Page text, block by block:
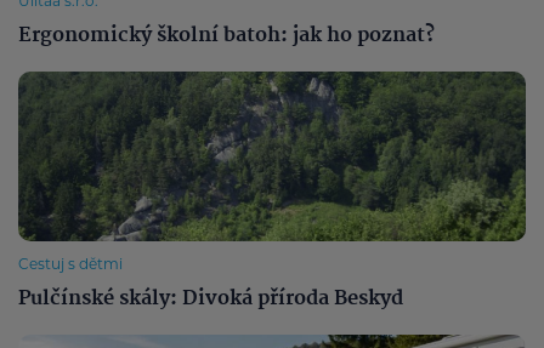
Ergonomický školní batoh: jak ho poznat?
Cestuj s dětmi
Pulčínské skály: Divoká příroda Beskyd